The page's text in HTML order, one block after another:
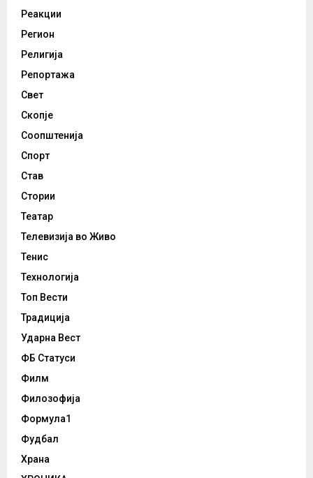
Реакции
Регион
Религија
Репортажа
Свет
Скопје
Соопштенија
Спорт
Став
Стории
Театар
Телевизија во Живо
Тенис
Технологија
Топ Вести
Традиција
Ударна Вест
ФБ Статуси
Филм
Филозофија
Формула1
Фудбал
Храна